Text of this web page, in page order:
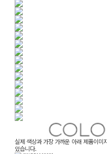
실제 색상과 가장 가까운 아래 제품이미
있습니다.